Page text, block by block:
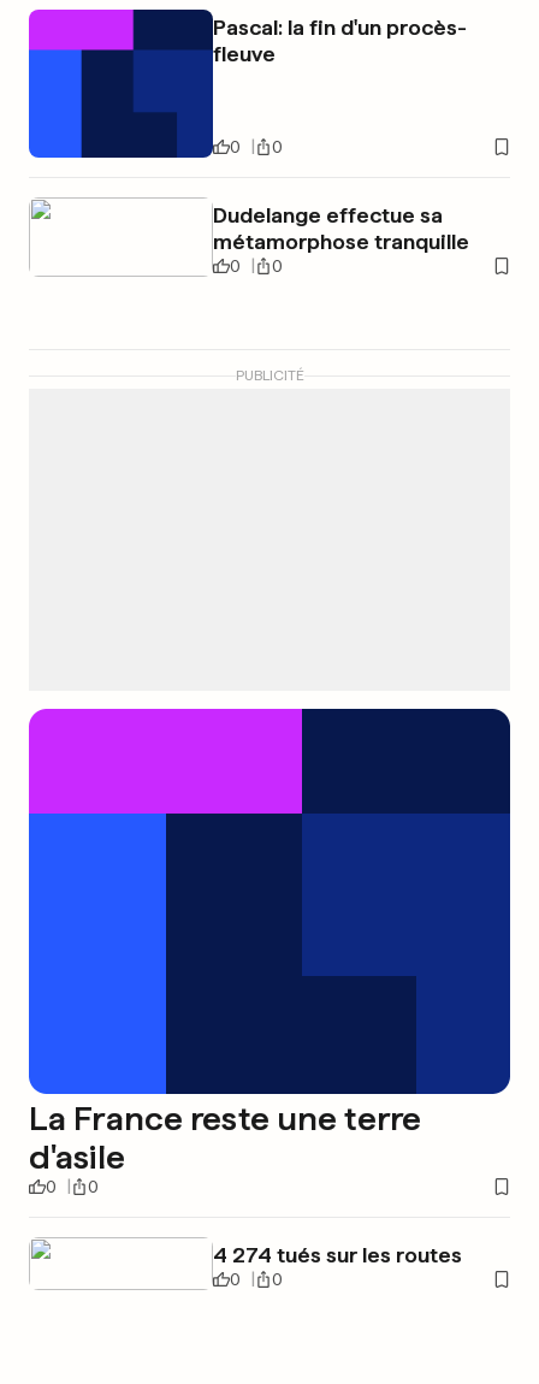
Pascal: la fin d'un procès-
fleuve
0 0
Dudelange effectue sa
métamorphose tranquille
0 0
PUBLICITÉ
La France reste une terre
d'asile
0 0
4 274 tués sur les routes
0 0